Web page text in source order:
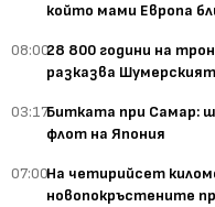
който мами Европа
08:0028 800 години на
разказва
03:17Битката при Самар:
флот на Япония
07:00На четирийсет
новопокръстените